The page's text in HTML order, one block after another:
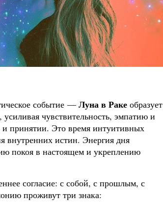
событие — Луна в Раке образует
, усиливая чувствительность, эмпатию и
и принятии. Это время интуитивных
истин. Энергия дня
покоя в настоящем и укреплению
согласие: с собой, с прошлым, с
проживут три знака: